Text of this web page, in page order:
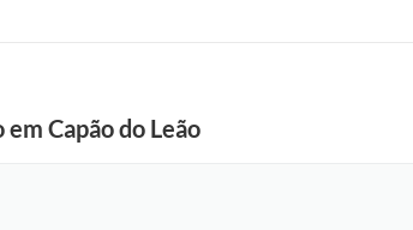
Capão do Leão